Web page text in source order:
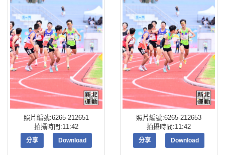
照片編號:6265-212651
拍攝時間:11:42
分享 Download
照片編號:6265-212653
拍攝時間:11:42
分享 Download